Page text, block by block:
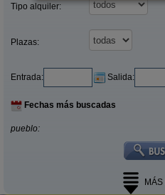
Tipo alquiler:
Plazas:
Entrada: Salida:
Fechas más buscadas
pueblo:
MÁS